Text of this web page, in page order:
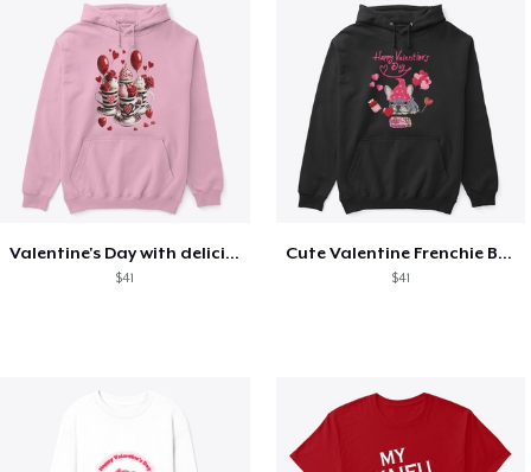
Valentine's Day with delicious food
$41
Cute Valentine Frenchie Bulldog
$41